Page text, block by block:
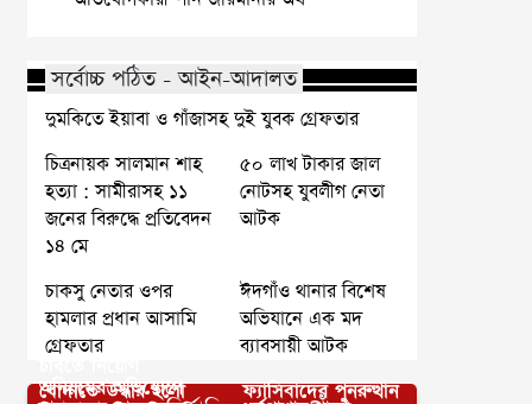
সর্বোচ্চ পঠিত - আইন-আদালত
দুমকিতে ইয়াবা ও গাঁজাসহ দুই যুবক গ্রেফতার
চিত্রনায়ক সালমান শাহ
হত্যা : সামীরাসহ ১১
জনের বিরুদ্ধে প্রতিবেদন
১৪ মে
৫০ লাখ টাকার জাল
নোটসহ যুবলীগ নেতা
আটক
চাকসু নেতার ওপর
হামলার প্রধান আসামি
গ্রেফতার
ঈদগাঁও থানার বিশেষ
অভিযানে এক মদ
ব্যাবসায়ী আটক
বোদাতে উদ্ধার হলো
ফ্যাসিবাদের পুনরুত্থান
অনিয়মের অভিযোগে